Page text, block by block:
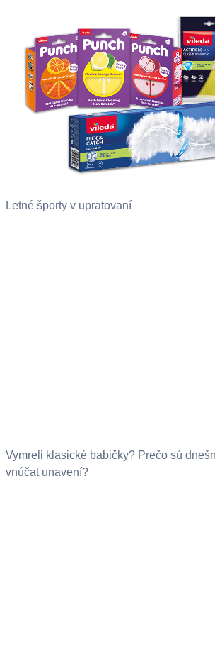
Letné športy v upratovaní
Vymreli klasické babičky? Prečo sú
vnúčat unavení?